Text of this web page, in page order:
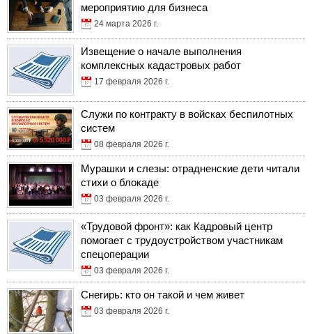
мероприятию для бизнеса
24 марта 2026 г.
Извещение о начале выполнения
комплексных кадастровых работ
17 февраля 2026 г.
Служи по контракту в войсках беспилотных
систем
08 февраля 2026 г.
Мурашки и слезы: отрадненские дети читали
стихи о блокаде
03 февраля 2026 г.
«Трудовой фронт»: как Кадровый центр
помогает с трудоустройством участникам
спецоперации
03 февраля 2026 г.
Снегирь: кто он такой и чем живет
03 февраля 2026 г.